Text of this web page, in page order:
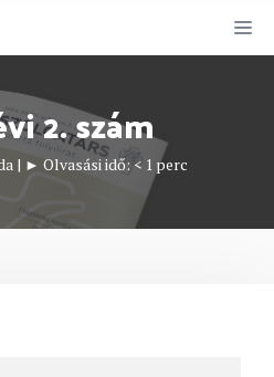
2. szám
| ► Olvasási idő: < 1 perc